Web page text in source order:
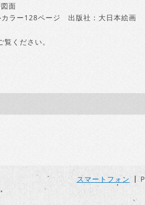
面
ラー128ページ 出版社：大日本絵画
覧ください。
スマートフォン